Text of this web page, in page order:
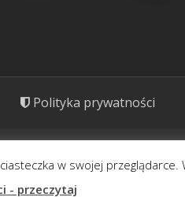
Polityka prywatności
kulinarnym, leczniczym i
rozważnie.w swojej
- przeczytaj